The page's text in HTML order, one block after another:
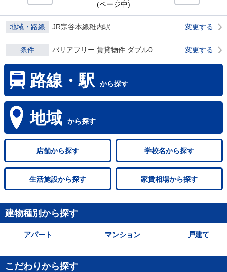
(ページ中)
地域・路線 JR宗谷本線稚内駅 変更する
条件 バリアフリー 賃貸物件 ダブル0 変更する
路線・駅 から探す
地域 から探す
店舗から探す 学校名から探す
生活施設から探す 家賃相場から探す
建物種別から探す
アパート マンション 戸建て
こだわりから探す